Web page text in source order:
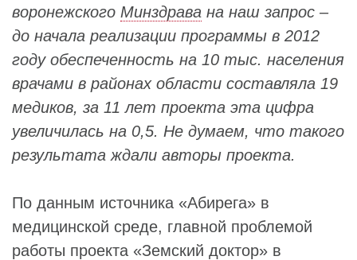
воронежского Минздрава на наш запрос –
до начала реализации программы в 2012
году обеспеченность на 10 тыс. населения
врачами в районах области составляла 19
медиков, за 11 лет проекта эта цифра
увеличилась на 0,5. Не думаем, что такого
результата ждали авторы проекта.
По данным источника «Абирега» в
медицинской среде, главной проблемой
работы проекта «Земский доктор» в